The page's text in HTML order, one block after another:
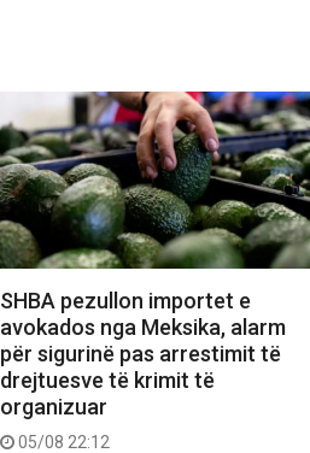
SHBA pezullon importet e
avokados nga Meksika, alarm
për sigurinë pas arrestimit të
drejtuesve të krimit të
organizuar
05/08 22:12